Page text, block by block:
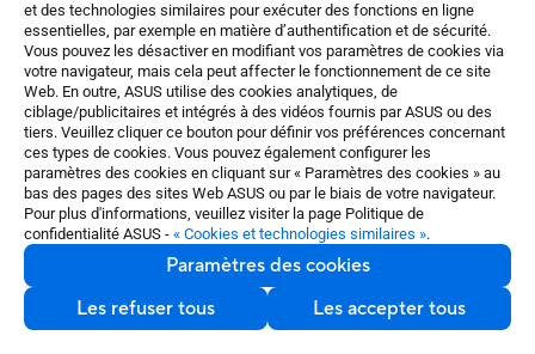
et des technologies similaires pour exécuter des fonctions en ligne
essentielles, par exemple en matière d’authentification et de sécurité.
Vous pouvez les désactiver en modifiant vos paramètres de cookies via
votre navigateur, mais cela peut affecter le fonctionnement de ce site
Web. En outre, ASUS utilise des cookies analytiques, de
ciblage/publicitaires et intégrés à des vidéos fournis par ASUS ou des
tiers. Veuillez cliquer ce bouton pour définir vos préférences concernant
ces types de cookies. Vous pouvez également configurer les
paramètres des cookies en cliquant sur « Paramètres des cookies » au
bas des pages des sites Web ASUS ou par le biais de votre navigateur.
Pour plus d'informations, veuillez visiter la page Politique de
confidentialité ASUS - « Cookies et technologies similaires ».
Paramètres des cookies
Les refuser tous
Les accepter tous
ASUS Sleeve 11.6
ASUS Chromebook Sleeve offers a water-repellent
exterior, water-resistant zipper and a quick-access
front pocket, plus inner straps and an adjustable
buckle for ease of use.
Volume Purchase
En savoir plus
Nous contacter